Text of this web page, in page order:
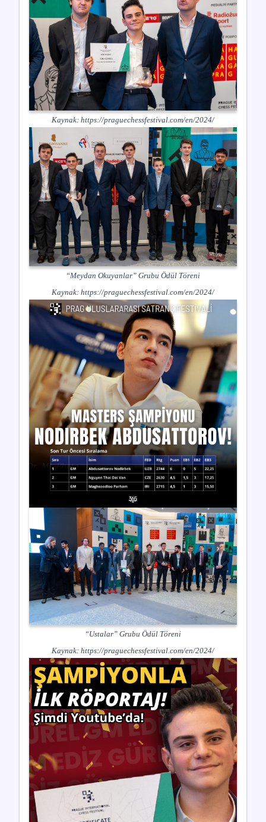
Kaynak: https://praguechessfestival.com/en/2024/
“Meydan Okuyanlar” Grubu Ödül Töreni
Kaynak: https://praguechessfestival.com/en/2024/
“Ustalar” Grubu Ödül Töreni
Kaynak: https://praguechessfestival.com/en/2024/